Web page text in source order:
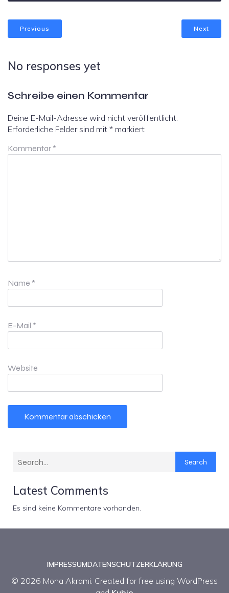
Previous Next
No responses yet
Schreibe einen Kommentar
Deine E-Mail-Adresse wird nicht veröffentlicht.
Erforderliche Felder sind mit * markiert
Kommentar *
Name *
E-Mail *
Website
Search
Latest Comments
Es sind keine Kommentare vorhanden.
IMPRESSUMDATENSCHUTZERKLÄRUNG
© 2026 Mona Akrami. Created for free using WordPress